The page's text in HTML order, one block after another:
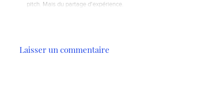
pitch. Mais du partage d'expérience.
Laisser un commentaire